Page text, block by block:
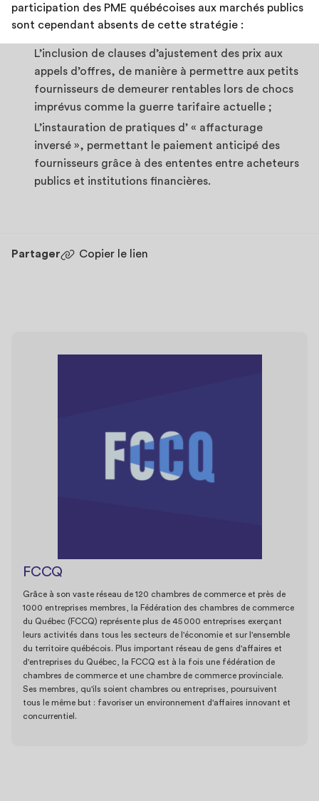
participation des PME québécoises aux marchés publics
sont cependant absents de cette stratégie :
L’inclusion de clauses d’ajustement des prix aux
appels d’offres, de manière à permettre aux petits
fournisseurs de demeurer rentables lors de chocs
imprévus comme la guerre tarifaire actuelle ;
L’instauration de pratiques d’ « affacturage
inversé », permettant le paiement anticipé des
fournisseurs grâce à des ententes entre acheteurs
publics et institutions financières.
Partager Copier le lien
FCCQ
Grâce à son vaste réseau de 120 chambres de commerce et près de
1000 entreprises membres, la Fédération des chambres de commerce
du Québec (FCCQ) représente plus de 45 000 entreprises exerçant
leurs activités dans tous les secteurs de l'économie et sur l'ensemble
du territoire québécois. Plus important réseau de gens d'affaires et
d'entreprises du Québec, la FCCQ est à la fois une fédération de
chambres de commerce et une chambre de commerce provinciale.
Ses membres, qu'ils soient chambres ou entreprises, poursuivent
tous le même but : favoriser un environnement d'affaires innovant et
concurrentiel.